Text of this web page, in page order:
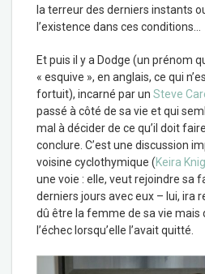
la terreur des derniers instants
l’existence dans ces conditions…
Et puis il y a Dodge (un prénom
« esquive », en anglais, ce qui
fortuit), incarné par un Steve
passé à côté de sa vie et qui
mal à décider de ce qu’il doit
conclure. C’est une discussion
voisine cyclothymique (Keira
une voie : elle, veut rejoindre sa
derniers jours avec eux – lui, ira
dû être la femme de sa vie mais
l’échec lorsqu’elle l’avait quitté.